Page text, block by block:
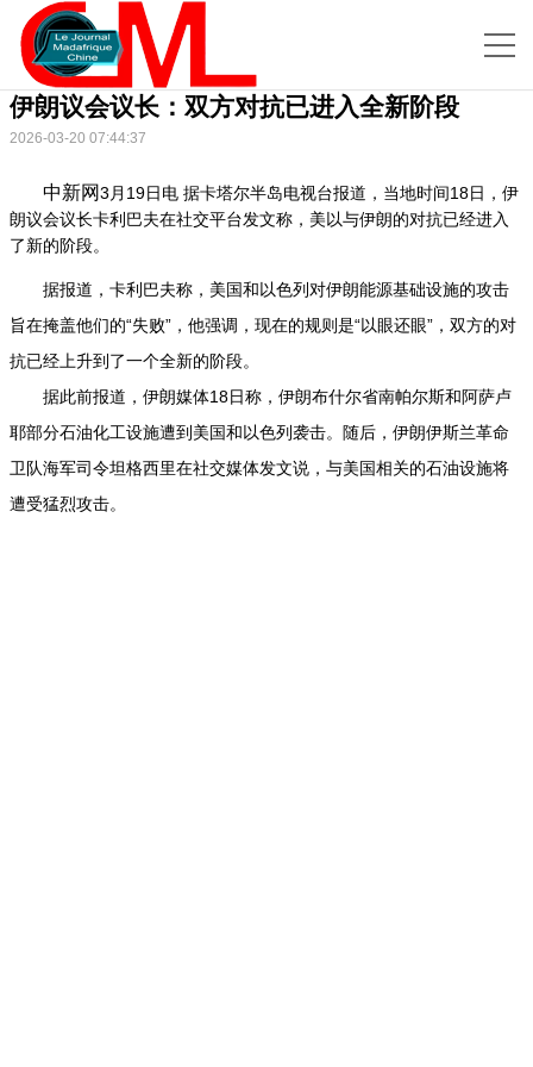
伊朗议会议长：双方对抗已进入全新阶段
2026-03-20 07:44:37
中新网3月19日电 据卡塔尔半岛电视台报道，当地时间18日，伊
朗议会议长卡利巴夫在社交平台发文称，美以与伊朗的对抗已经进入
了新的阶段。
据报道，卡利巴夫称，美国和以色列对伊朗能源基础设施的攻击
旨在掩盖他们的“失败”，他强调，现在的规则是“以眼还眼”，双方的对
抗已经上升到了一个全新的阶段。
据此前报道，伊朗媒体18日称，伊朗布什尔省南帕尔斯和阿萨卢
耶部分石油化工设施遭到美国和以色列袭击。随后，伊朗伊斯兰革命
卫队海军司令坦格西里在社交媒体发文说，与美国相关的石油设施将
遭受猛烈攻击。